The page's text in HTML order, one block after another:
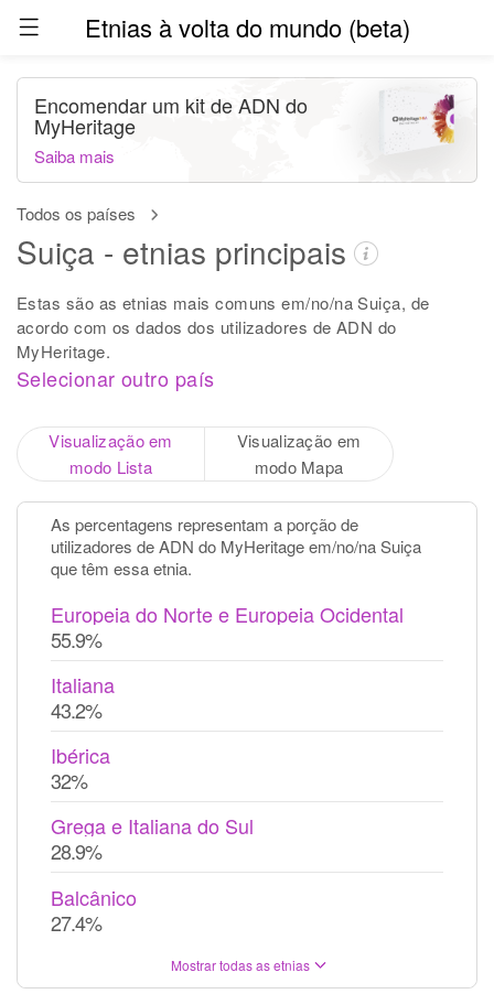
Etnias à volta do mundo (beta)
Todos os países
Suiça - etnias principais
Estas são as etnias mais comuns em/no/na Suiça, de
acordo com os dados dos utilizadores de ADN do
MyHeritage.
Selecionar outro país
Encomendar um kit de ADN do
MyHeritage
Saiba mais
Visualização em
modo Lista
Visualização em
modo Mapa
As percentagens representam a porção de
utilizadores de ADN do MyHeritage em/no/na Suiça
que têm essa etnia.
Europeia do Norte e Europeia Ocidental
55.9%
Italiana
43.2%
Ibérica
32%
Grega e Italiana do Sul
28.9%
Balcânico
27.4%
Mostrar todas as etnias